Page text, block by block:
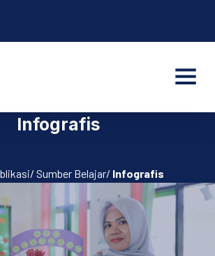
- Untuk Anak
Infografis
Sumber Belajar/ Infografis